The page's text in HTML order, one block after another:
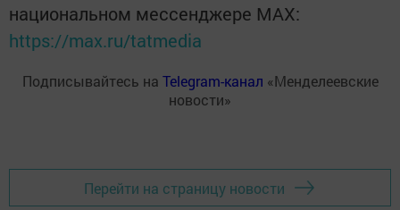
национальном мессенджере MАХ:
https://max.ru/tatmedia
Подписывайтесь на Telegram-канал «Менделеевские
новости»
Перейти на страницу новости